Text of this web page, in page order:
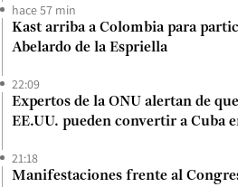
hace 57 min
Kast arriba a Colombia para
Abelardo de la Espriella
22:09
Expertos de la ONU alertan de
EE.UU. pueden convertir a Cuba
21:18
Manifestaciones frente al